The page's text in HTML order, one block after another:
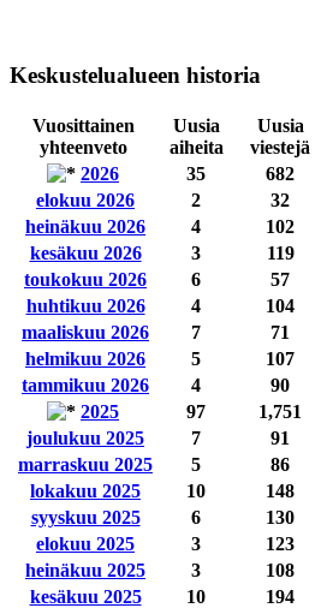
Keskustelualueen historia
Vuosittainen
yhteenveto
Uusia
aiheita
Uusia
viestejä
2026
35 682
elokuu 2026
2 32
heinäkuu 2026
4 102
kesäkuu 2026
3 119
toukokuu 2026
6 57
huhtikuu 2026
4 104
maaliskuu 2026
7 71
helmikuu 2026
5 107
tammikuu 2026
4 90
2025
97 1,751
joulukuu 2025
7 91
marraskuu 2025
5 86
lokakuu 2025
10 148
syyskuu 2025
6 130
elokuu 2025
3 123
heinäkuu 2025
3 108
kesäkuu 2025
10 194